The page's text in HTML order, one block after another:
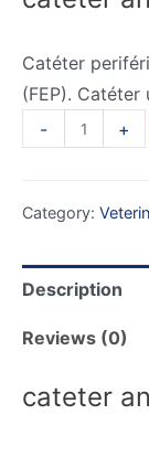
Catéter
(FEP). Catéter
-
+
Category:
Description
Reviews (0)
cateter